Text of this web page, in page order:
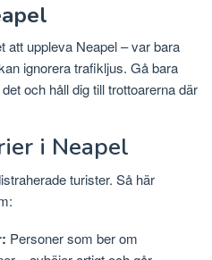
att uppleva Neapel – var bara
ignorera trafikljus. Gå bara
och håll dig till trottoarerna där
i Neapel
turister. Så här
Personer som ber om